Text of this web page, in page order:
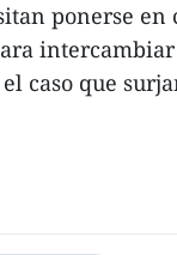
ponerse
caso que